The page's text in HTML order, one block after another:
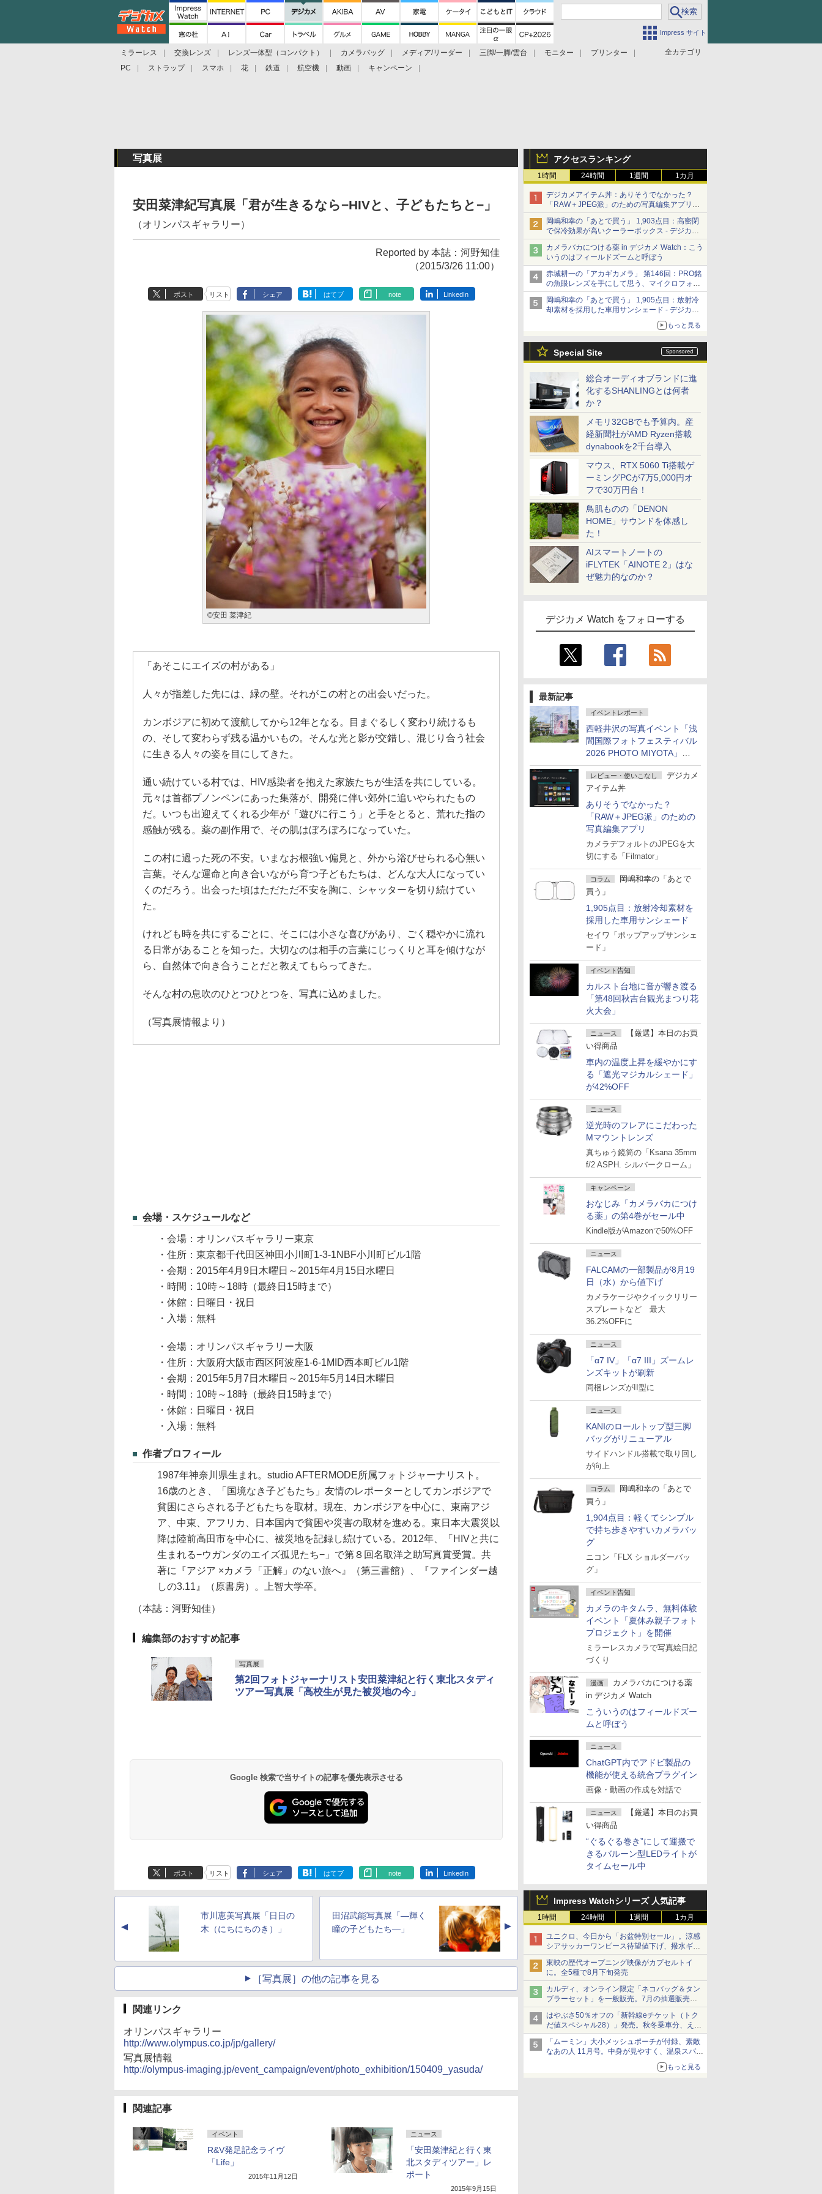
Impress サイト
全カテゴリ
ミラーレス 交換レンズ レンズ一体型（コンパクト） カメラバッグ メディア/リーダー 三脚/一脚/雲台 モニター
プリンター
PC
ストラップ スマホ 花 鉄道 航空機 動画 キャンペーン
アクセスランキング
1時間 24時間 1週間 1カ月
デジカメアイテム丼：ありそうでなかった？
「RAW＋JPEG派」のための写真編集アプリ
カメラデフォルトのJPEGを大切にする
「Filmator」
岡嶋和幸の「あとで買う」 1,903点目：高密閉
で保冷効果が高いクーラーボックス - デジカメ
Watch
カメラバカにつける薬 in デジカメ Watch：こう
いうのはフィールドズームと呼ぼう
赤城耕一の「アカギカメラ」 第146回：PRO銘
の魚眼レンズを手にして思う、マイクロフォー
サーズへの期待と可能性
岡嶋和幸の「あとで買う」 1,905点目：放射冷
却素材を採用した車用サンシェード - デジカメ
もっと見る
Special Site
総合オーディオブランドに進
化するSHANLINGとは何者
か？
メモリ32GBでも予算内。産
経新聞社がAMD Ryzen搭載
dynabookを2千台導入
マウス、RTX 5060 Ti搭載ゲ
ーミングPCが7万5,000円オ
フで30万円台！
鳥肌ものの「DENON
HOME」サウンドを体感し
た！
AIスマートノートの
iFLYTEK「AINOTE 2」はな
ぜ魅力的なのか？
デジカメ Watch をフォローする
最新記事
イベントレポート
西軽井沢の写真イベント「浅
間国際フォトフェスティバル
2026 PHOTO MIYOTA」が
開幕
レビュー・使いこなし
デジカメ
アイテム丼
ありそうでなかった？
「RAW＋JPEG派」のための
写真編集アプリ
カメラデフォルトのJPEGを大
切にする「Filmator」
コラム
岡嶋和幸の「あとで
買う」
1,905点目：放射冷却素材を
採用した車用サンシェード
セイワ「ポップアップサンシェ
ード」
イベント告知
カルスト台地に音が響き渡る
「第48回秋吉台観光まつり花
火大会」
ニュース
【厳選】本日のお買
い得商品
車内の温度上昇を緩やかにす
る「遮光マジカルシェード」
が42%OFF
ニュース
逆光時のフレアにこだわった
Mマウントレンズ
真ちゅう鏡筒の「Ksana 35mm
f/2 ASPH. シルバークローム」
キャンペーン
おなじみ「カメラバカにつけ
る薬」の第4巻がセール中
Kindle版がAmazonで50%OFF
ニュース
FALCAMの一部製品が8月19
日（水）から値下げ
カメラケージやクイックリリー
スプレートなど 最大
36.2%OFFに
ニュース
「α7 IV」「α7 III」ズームレ
ンズキットが刷新
同梱レンズがII型に
ニュース
KANIのロールトップ型三脚
バッグがリニューアル
サイドハンドル搭載で取り回し
が向上
コラム
岡嶋和幸の「あとで
買う」
1,904点目：軽くてシンプル
で持ち歩きやすいカメラバッ
グ
ニコン「FLX ショルダーバッ
グ」
イベント告知
カメラのキタムラ、無料体験
イベント「夏休み親子フォト
プロジェクト」を開催
ミラーレスカメラで写真絵日記
づくり
漫画
カメラバカにつける薬
in デジカメ Watch
こういうのはフィールドズー
ムと呼ぼう
ニュース
ChatGPT内でアドビ製品の
機能が使える統合プラグイン
画像・動画の作成を対話で
ニュース
【厳選】本日のお買
い得商品
“ぐるぐる巻き”にして運搬で
きるバルーン型LEDライトが
タイムセール中
Impress Watchシリーズ 人気記事
1時間 24時間 1週間 1カ月
ユニクロ、今日から「お盆特別セール」。涼感
シアサッカーワンピース待望値下げ、撥水ギア
ショーツは1990円に
東映の歴代オープニング映像がカプセルトイ
に。全5種で8月下旬発売
カルディ、オンライン限定「ネコバッグ＆タン
ブラーセット」を一般販売。7月の抽選販売の
当選無効分
はやぶさ50％オフの「新幹線eチケット（トク
だ値スペシャル28）」発売。秋冬乗車分、えき
ねっと限定
「ムーミン」大小メッシュポーチが付録、素敵
なあの人 11月号。中身が見やすく、温泉スパに
もっと見る
写真展
安田菜津紀写真展「君が生きるなら−HIVと、子どもたちと−」
（オリンパスギャラリー）
Reported by 本誌：河野知佳
（2015/3/26 11:00）
ポスト リスト シェア はてブ note LinkedIn
©安田 菜津紀
「あそこにエイズの村がある」
人々が指差した先には、緑の壁。それがこの村との出会いだった。
カンボジアに初めて渡航してから12年となる。目まぐるしく変わり続けるも
の、そして変わらず残る温かいもの。そんな光と影が交錯し、混じり合う社会
に生きる人々の姿を目にしてきた。
通い続けている村では、HIV感染者を抱えた家族たちが生活を共にしている。
元々は首都プノンペンにあった集落が、開発に伴い郊外に追いやられたもの
だ。いつも出迎えてくれる少年が「遊びに行こう」と手をとると、荒れた指の
感触が残る。薬の副作用で、その肌はぼろぼろになっていた。
この村に過った死の不安。いまなお根強い偏見と、外から浴びせられる心無い
言葉。そんな運命と向き合いながら育つ子どもたちは、どんな大人になってい
くのだろう。出会った頃はただただ不安を胸に、シャッターを切り続けてい
た。
けれども時を共にするごとに、そこには小さな喜びがあり、ごく穏やかに流れ
る日常があることを知った。大切なのは相手の言葉にじっくりと耳を傾けなが
ら、自然体で向き合うことだと教えてもらってきた。
そんな村の息吹のひとつひとつを、写真に込めました。
（写真展情報より）
会場・スケジュールなど
・会場：オリンパスギャラリー東京
・住所：東京都千代田区神田小川町1-3-1NBF小川町ビル1階
・会期：2015年4月9日木曜日～2015年4月15日水曜日
・時間：10時～18時（最終日15時まで）
・休館：日曜日・祝日
・入場：無料
・会場：オリンパスギャラリー大阪
・住所：大阪府大阪市西区阿波座1-6-1MID西本町ビル1階
・会期：2015年5月7日木曜日～2015年5月14日木曜日
・時間：10時～18時（最終日15時まで）
・休館：日曜日・祝日
・入場：無料
作者プロフィール
1987年神奈川県生まれ。studio AFTERMODE所属フォトジャーナリスト。
16歳のとき、「国境なき子どもたち」友情のレポーターとしてカンボジアで
貧困にさらされる子どもたちを取材。現在、カンボジアを中心に、東南アジ
ア、中東、アフリカ、日本国内で貧困や災害の取材を進める。東日本大震災以
降は陸前高田市を中心に、被災地を記録し続けている。2012年、「HIVと共に
生まれる−ウガンダのエイズ孤児たち−」で第８回名取洋之助写真賞受賞。共
著に『アジア ×カメラ「正解」のない旅へ』（第三書館）、『ファインダー越
しの3.11』（原書房）。上智大学卒。
（本誌：河野知佳）
編集部のおすすめ記事
写真展
第2回フォトジャーナリスト安田菜津紀と行く東北スタディ
ツアー写真展「高校生が見た被災地の今」
Google 検索で当サイトの記事を優先表示させる
ポスト リスト シェア はてブ note LinkedIn
▲
市川恵美写真展「日日の
木（にちにちのき）」
田沼武能写真展「―輝く
瞳の子どもたち―」
▲
［写真展］の他の記事を見る
関連リンク
オリンパスギャラリー
http://www.olympus.co.jp/jp/gallery/
写真展情報
http://olympus-imaging.jp/event_campaign/event/photo_exhibition/150409_yasuda/
関連記事
イベント
R&V発足記念ライヴ
「Life」
2015年11月12日
ニュース
「安田菜津紀と行く東
北スタディツアー」レ
ポート
2015年9月15日